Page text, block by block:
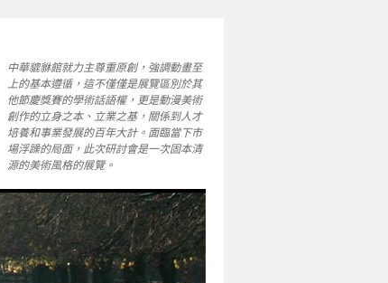
中華貔貅館就力主尊重原創，強調動畫至
上的基本遵循，這不僅僅是展覽區別於其
他節慶獎賽的學術話語權，更是動漫美術
創作的立身之本、立業之基，關係到人才
培養和事業發展的百年大計。面臨當下市
場浮躁的局面，此次研討會是一次固本清
源的美術風格的展覽。